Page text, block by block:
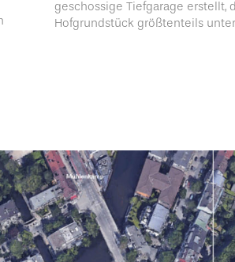
geschossige Tiefgarage erstellt,
Hofgrundstück größtenteils